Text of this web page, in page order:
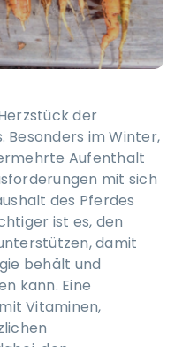
der
Besonders im Winter,
Aufenthalt
mit sich
des Pferdes
ist es, den
damit
behält und
kann. Eine
Vitaminen,